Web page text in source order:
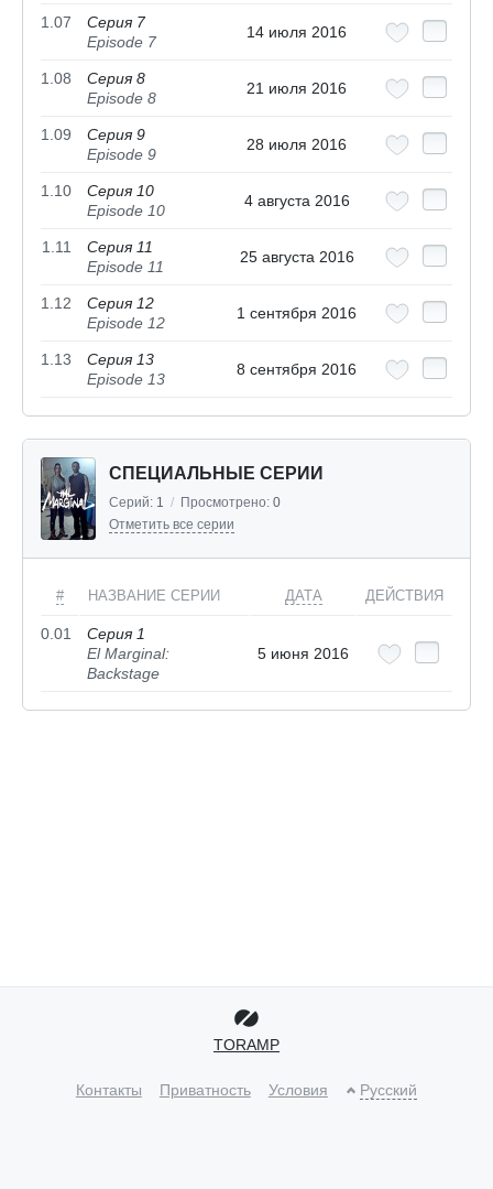
1.07
Серия 7
Episode 7
14 июля 2016
1.08
Серия 8
Episode 8
21 июля 2016
1.09
Серия 9
Episode 9
28 июля 2016
1.10
Серия 10
Episode 10
4 августа 2016
1.11
Серия 11
Episode 11
25 августа 2016
1.12
Серия 12
Episode 12
1 сентября 2016
1.13
Серия 13
Episode 13
8 сентября 2016
СПЕЦИАЛЬНЫЕ СЕРИИ
Серий: 1 / Просмотрено: 0
Отметить все серии
# НАЗВАНИЕ СЕРИИ ДАТА ДЕЙСТВИЯ
0.01
Серия 1
El Marginal:
Backstage
5 июня 2016
TORAMP
Контакты Приватность Условия Русский